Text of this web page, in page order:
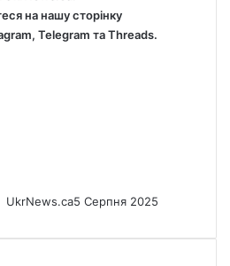
на нашу сторінку
Telegram таThreads.
UkrNews.ca5 Серпня 2025